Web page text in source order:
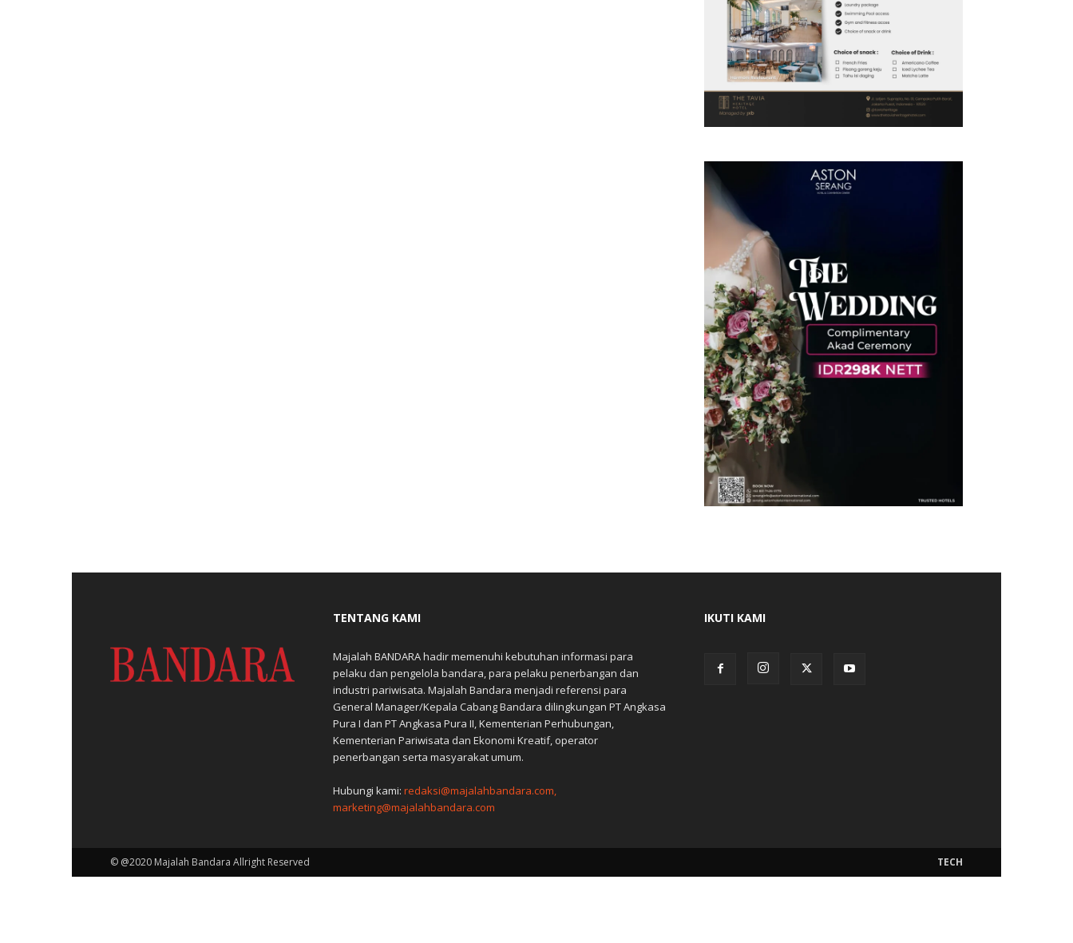
TENTANG KAMI
Majalah BANDARA hadir memenuhi kebutuhan informasi para
pelaku dan pengelola bandara, para pelaku penerbangan dan
industri pariwisata. Majalah Bandara menjadi referensi para
General Manager/Kepala Cabang Bandara dilingkungan PT Angkasa
Pura I dan PT Angkasa Pura II, Kementerian Perhubungan,
Kementerian Pariwisata dan Ekonomi Kreatif, operator
penerbangan serta masyarakat umum.
Hubungi kami: redaksi@majalahbandara.com,
marketing@majalahbandara.com
IKUTI KAMI
TECH
© @2020 Majalah Bandara Allright Reserved